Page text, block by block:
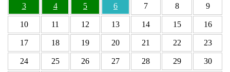
3 4 5 6 7 8 9
10 11 12 13 14 15 16
17 18 19 20 21 22 23
24 25 26 27 28 29 30